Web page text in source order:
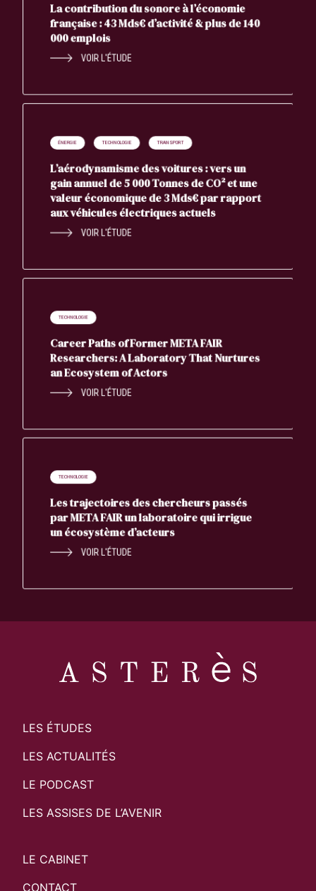
La contribution du sonore à l’économie
française : 43 Mds€ d’activité & plus de 140
000 emplois
VOIR L'ÉTUDE
ÉNERGIE TECHNOLOGIE TRANSPORT
L’aérodynamisme des voitures : vers un
gain annuel de 5 000 Tonnes de CO² et une
valeur économique de 3 Mds€ par rapport
aux véhicules électriques actuels
VOIR L'ÉTUDE
TECHNOLOGIE
Career Paths of Former META FAIR
Researchers: A Laboratory That Nurtures
an Ecosystem of Actors
VOIR L'ÉTUDE
TECHNOLOGIE
Les trajectoires des chercheurs passés
par META FAIR un laboratoire qui irrigue
un écosystème d’acteurs
VOIR L'ÉTUDE
LES ÉTUDES
LES ACTUALITÉS
LE PODCAST
LES ASSISES DE L’AVENIR
LE CABINET
CONTACT